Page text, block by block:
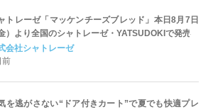
トレーゼ「マッケンチーズブレッド」本日8月7日
金）より全国のシャトレーゼ・YATSUDOKIで発売
会社シャトレーゼ
前
を逃がさない“ドア付きカート”で夏でも快適プレ